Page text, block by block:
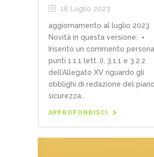
18 Luglio 2023
aggiornamento al luglio 2023
Novità in questa versione: ▪
Inserito un commento
punti 1.1.1 lett. i), 3.1.1 e 3.2.2
dell’Allegato XV riguardo gli
obblighi di redazione del
sicurezza...
APPROFONDISCI